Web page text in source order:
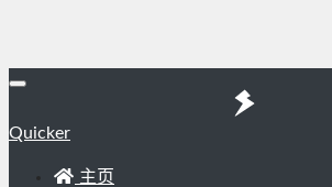
Quicker
主页